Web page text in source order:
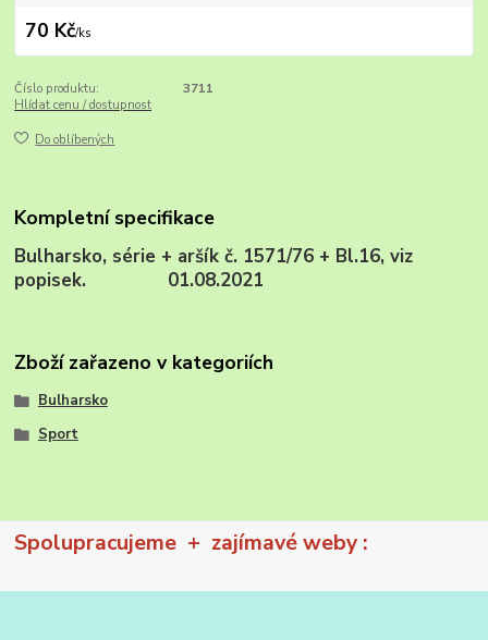
70 Kč/ks
Číslo produktu:
3711
Hlídat cenu / dostupnost
Do oblíbených
Kompletní specifikace
Bulharsko, série + aršík č. 1571/76 + Bl.16, viz
popisek. 01.08.2021
Zboží zařazeno v kategoriích
Bulharsko
Sport
Spolupracujeme + zajímavé weby :